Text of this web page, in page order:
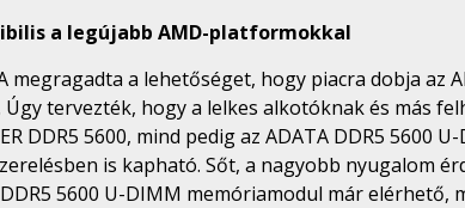
a legújabb AMD-platformokkal
megragadta a lehetőséget, hogy piacra dobja
tervezték, hogy a lelkes alkotóknak és más
DDR5 5600, mind pedig az ADATA DDR5 5600
is kapható. Sőt, a nagyobb nyugalom
5600 U-DIMM memóriamodul már elérhető,